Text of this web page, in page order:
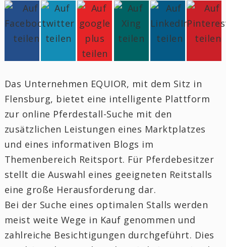
Das Unternehmen EQUIOR, mit dem Sitz in
Flensburg, bietet eine intelligente Plattform
zur online Pferdestall-Suche mit den
zusätzlichen Leistungen eines Marktplatzes
und eines informativen Blogs im
Themenbereich Reitsport. Für Pferdebesitzer
stellt die Auswahl eines geeigneten Reitstalls
eine große Herausforderung dar.
Bei der Suche eines optimalen Stalls werden
meist weite Wege in Kauf genommen und
zahlreiche Besichtigungen durchgeführt. Dies